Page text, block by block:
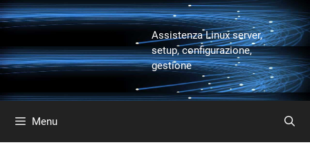
Vai
al
Assistenza Linux server,
setup, configurazione,
gestione
Menu